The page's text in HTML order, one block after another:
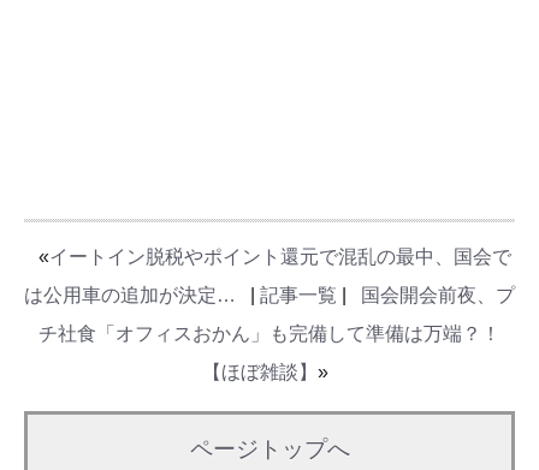
«イートイン脱税やポイント還元で混乱の最中、国会で
は公用車の追加が決定…
記事一覧
国会開会前夜、プ
チ社食「オフィスおかん」も完備して準備は万端？！
【ほぼ雑談】 »
ページトップへ